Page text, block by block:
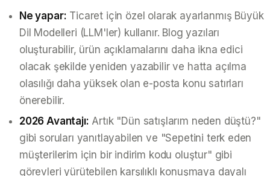
Ne yapar: Ticaret için özel olarak ayarlanmış Büyük
Dil Modelleri (LLM'ler) kullanır. Blog yazıları
oluşturabilir, ürün açıklamalarını daha ikna edici
olacak şekilde yeniden yazabilir ve hatta açılma
olasılığı daha yüksek olan e-posta konu satırları
önerebilir.
2026 Avantajı: Artık "Dün satışlarım neden düştü?"
gibi soruları yanıtlayabilen ve "Sepetini terk eden
müşterilerim için bir indirim kodu oluştur" gibi
görevleri yürütebilen karşılıklı konuşmaya dayalı